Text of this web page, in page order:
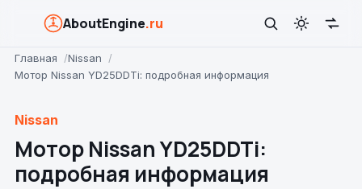
AboutEngine.ru
Главная
Nissan
Мотор Nissan YD25DDTi: подробная информация
Nissan
Мотор Nissan YD25DDTi:
подробная информация